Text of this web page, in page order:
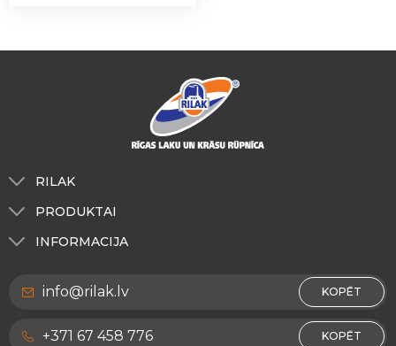
RILAK
Apie mus
RILAK Lietuva
PRODUKTAI
Išorės darbams
Dekoratyvinės dangos RILAKDEKOR
INFORMACIJA
Konfidencialumo Politika
info@rilak.lv KOPĒT
+371 67 458 776 KOPĒT